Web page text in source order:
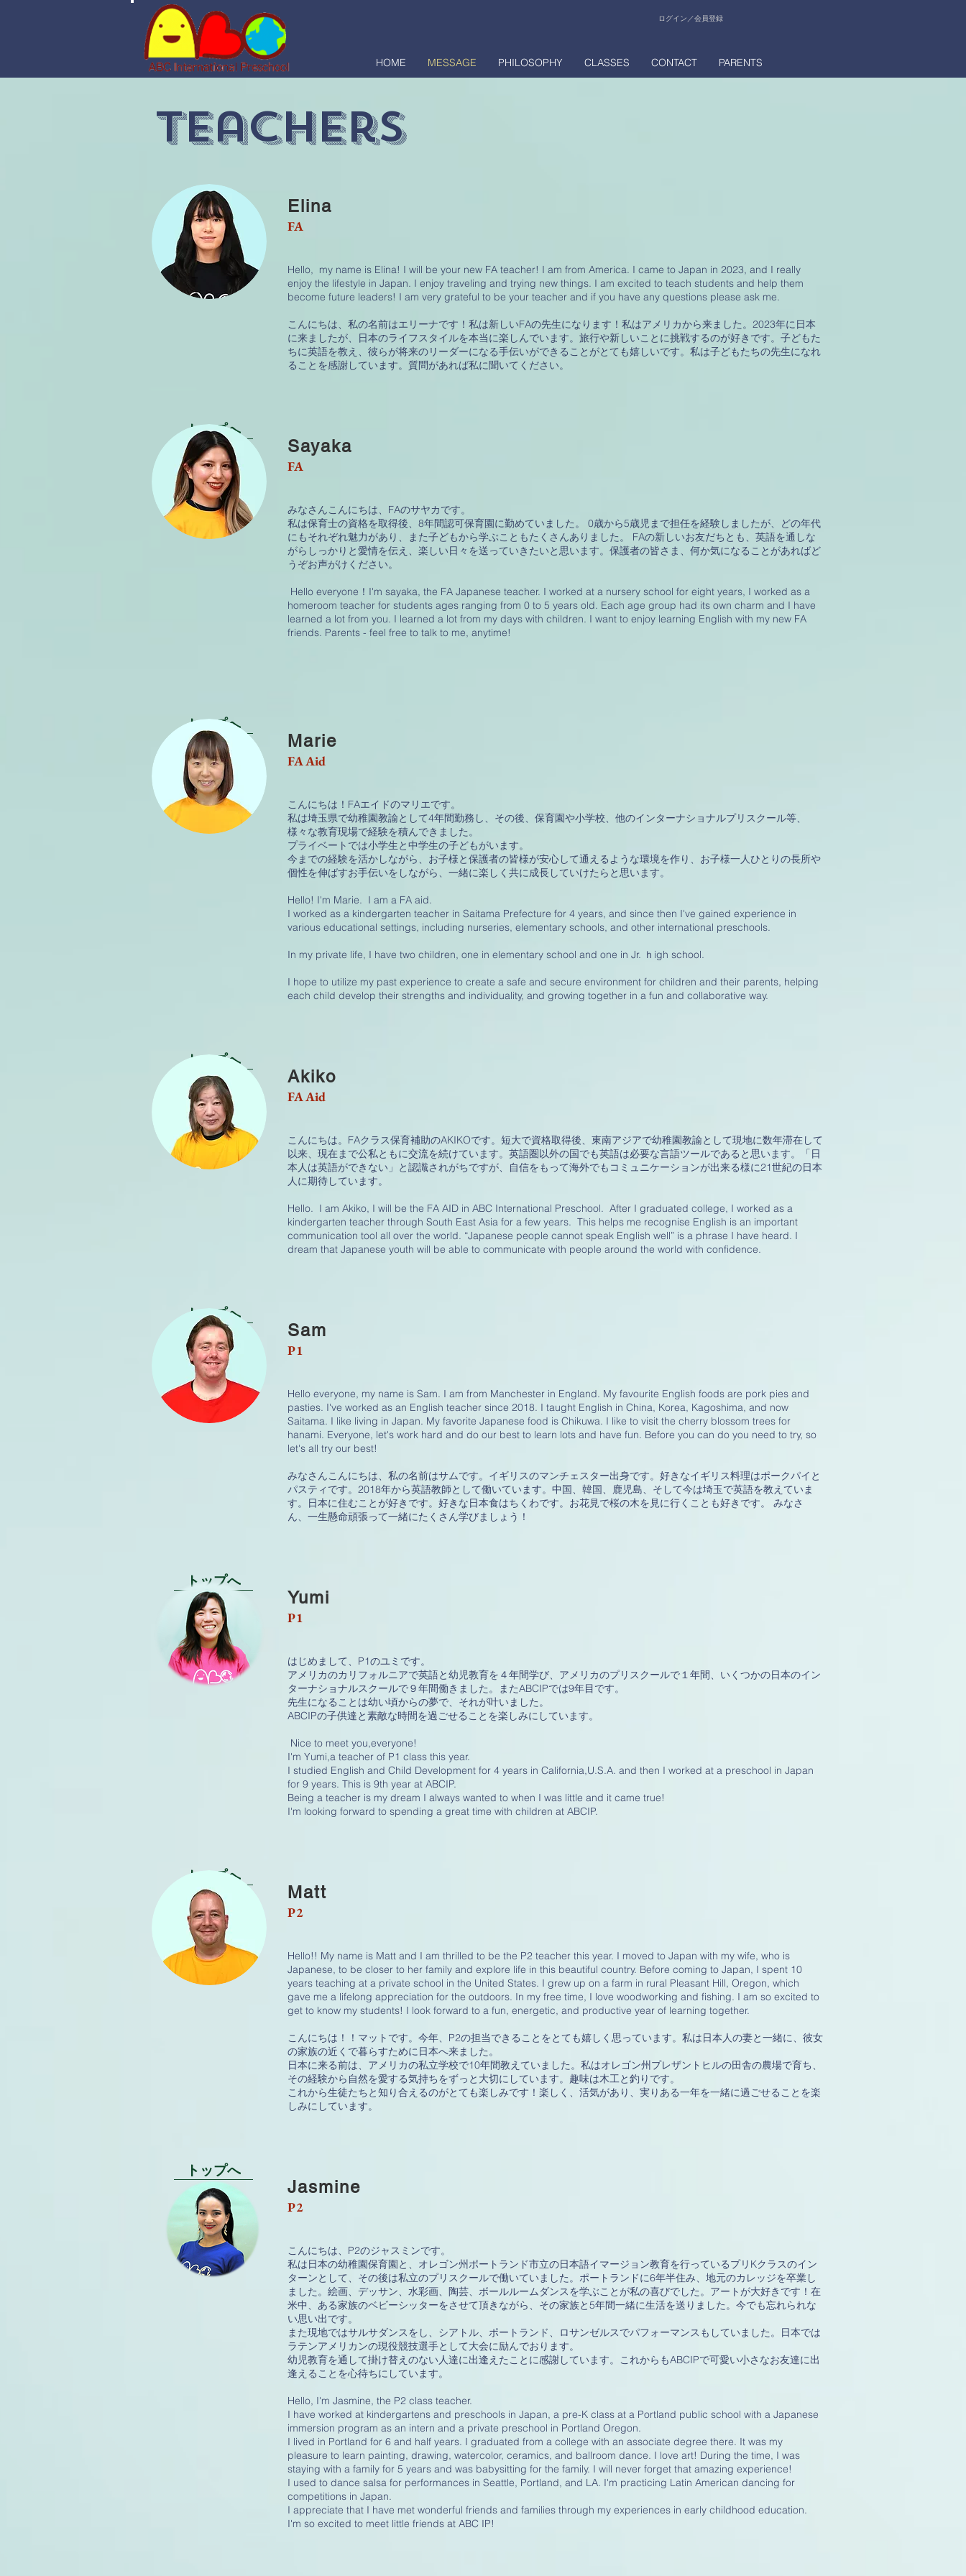
ログイン／会員登録
HOME MESSAGE PHILOSOPHY CLASSES CONTACT PARENTS
Teachers
Elina
FA
Hello, my name is Elina! I will be your new FA teacher! I am from America. I came to Japan in 2023, and I really
enjoy the lifestyle in Japan. I enjoy traveling and trying new things. I am excited to teach students and help them
become future leaders! I am very grateful to be your teacher and if you have any questions please ask me.
こんにちは、私の名前はエリーナです！私は新しいFAの先生になります！私はアメリカから来ました。2023年に日本
に来ましたが、日本のライフスタイルを本当に楽しんでいます。旅行や新しいことに挑戦するのが好きです。子どもた
ちに英語を教え、彼らが将来のリーダーになる手伝いができることがとても嬉しいです。私は子どもたちの先生になれ
ることを感謝しています。質問があれば私に聞いてください。
トップへ
Sayaka
FA
みなさんこんにちは、FAのサヤカです。
私は保育士の資格を取得後、8年間認可保育園に勤めていました。 0歳から5歳児まで担任を経験しましたが、どの年代
にもそれぞれ魅力があり、また子どもから学ぶこともたくさんありました。 FAの新しいお友だちとも、英語を通しな
がらしっかりと愛情を伝え、楽しい日々を送っていきたいと思います。保護者の皆さま、何か気になることがあればど
うぞお声がけください。
Hello everyone！I'm sayaka, the FA Japanese teacher. I worked at a nursery school for eight years, I worked as a
homeroom teacher for students ages ranging from 0 to 5 years old. Each age group had its own charm and I have
learned a lot from you. I learned a lot from my days with children. I want to enjoy learning English with my new FA
friends. Parents - feel free to talk to me, anytime!
トップへ
Marie
FA Aid
こんにちは！FAエイドのマリエです。
私は埼玉県で幼稚園教諭として4年間勤務し、その後、保育園や小学校、他のインターナショナルプリスクール等、
様々な教育現場で経験を積んできました。
プライベートでは小学生と中学生の子どもがいます。
今までの経験を活かしながら、お子様と保護者の皆様が安心して通えるような環境を作り、お子様一人ひとりの長所や
個性を伸ばすお手伝いをしながら、一緒に楽しく共に成長していけたらと思います。
Hello! I'm Marie. I am a FA aid.
I worked as a kindergarten teacher in Saitama Prefecture for 4 years, and since then I've gained experience in
various educational settings, including nurseries, elementary schools, and other international preschools.
In my private life, I have two children, one in elementary school and one in Jr. ｈigh school.
I hope to utilize my past experience to create a safe and secure environment for children and their parents, helping
each child develop their strengths and individuality, and growing together in a fun and collaborative way.
トップへ
Akiko
FA Aid
こんにちは。FAクラス保育補助のAKIKOです。短大で資格取得後、東南アジアで幼稚園教諭として現地に数年滞在して
以来、現在まで公私ともに交流を続けています。英語圏以外の国でも英語は必要な言語ツールであると思います。「日
本人は英語ができない」と認識されがちですが、自信をもって海外でもコミュニケーションが出来る様に21世紀の日本
人に期待しています。
Hello. I am Akiko, I will be the FA AID in ABC International Preschool. After I graduated college, I worked as a
kindergarten teacher through South East Asia for a few years. This helps me recognise English is an important
communication tool all over the world. “Japanese people cannot speak English well” is a phrase I have heard. I
dream that Japanese youth will be able to communicate with people around the world with confidence.
トップへ
Sam
P1
Hello everyone, my name is Sam. I am from Manchester in England. My favourite English foods are pork pies and
pasties. I've worked as an English teacher since 2018. I taught English in China, Korea, Kagoshima, and now
Saitama. I like living in Japan. My favorite Japanese food is Chikuwa. I like to visit the cherry blossom trees for
hanami. Everyone, let's work hard and do our best to learn lots and have fun. Before you can do you need to try, so
let's all try our best!
みなさんこんにちは、私の名前はサムです。イギリスのマンチェスター出身です。好きなイギリス料理はポークパイと
パスティです。2018年から英語教師として働いています。中国、韓国、鹿児島、そして今は埼玉で英語を教えていま
す。日本に住むことが好きです。好きな日本食はちくわです。お花見で桜の木を見に行くことも好きです。 みなさ
ん、一生懸命頑張って一緒にたくさん学びましょう！
トップへ
Yumi
P1
はじめまして、P1のユミです。
アメリカのカリフォルニアで英語と幼児教育を４年間学び、アメリカのプリスクールで１年間、いくつかの日本のイン
ターナショナルスクールで９年間働きました。またABCIPでは9年目です。
先生になることは幼い頃からの夢で、それが叶いました。
ABCIPの子供達と素敵な時間を過ごせることを楽しみにしています。
Nice to meet you,everyone!
I'm Yumi,a teacher of P1 class this year.
I studied English and Child Development for 4 years in California,U.S.A. and then I worked at a preschool in Japan
for 9 years. This is 9th year at ABCIP.
Being a teacher is my dream I always wanted to when I was little and it came true!
I'm looking forward to spending a great time with children at ABCIP.
トップへ
Matt
P2
Hello!! My name is Matt and I am thrilled to be the P2 teacher this year. I moved to Japan with my wife, who is
Japanese, to be closer to her family and explore life in this beautiful country. Before coming to Japan, I spent 10
years teaching at a private school in the United States. I grew up on a farm in rural Pleasant Hill, Oregon, which
gave me a lifelong appreciation for the outdoors. In my free time, I love woodworking and fishing. I am so excited to
get to know my students! I look forward to a fun, energetic, and productive year of learning together.
こんにちは！！マットです。今年、P2の担当できることをとても嬉しく思っています。私は日本人の妻と一緒に、彼女
の家族の近くで暮らすために日本へ来ました。
日本に来る前は、アメリカの私立学校で10年間教えていました。私はオレゴン州プレザントヒルの田舎の農場で育ち、
その経験から自然を愛する気持ちをずっと大切にしています。趣味は木工と釣りです。
これから生徒たちと知り合えるのがとても楽しみです！楽しく、活気があり、実りある一年を一緒に過ごせることを楽
しみにしています。
トップへ
Jasmine
P2
こんにちは、P2のジャスミンです。
私は日本の幼稚園保育園と、オレゴン州ポートランド市立の日本語イマージョン教育を行っているプリKクラスのイン
ターンとして、その後は私立のプリスクールで働いていました。ポートランドに6年半住み、地元のカレッジを卒業し
ました。絵画、デッサン、水彩画、陶芸、ボールルームダンスを学ぶことが私の喜びでした。アートが大好きです！在
米中、ある家族のベビーシッターをさせて頂きながら、その家族と5年間一緒に生活を送りました。今でも忘れられな
い思い出です。
また現地ではサルサダンスをし、シアトル、ポートランド、ロサンゼルスでパフォーマンスもしていました。日本では
ラテンアメリカンの現役競技選手として大会に励んでおります。
幼児教育を通して掛け替えのない人達に出逢えたことに感謝しています。これからもABCIPで可愛い小さなお友達に出
逢えることを心待ちにしています。
Hello, I'm Jasmine, the P2 class teacher.
I have worked at kindergartens and preschools in Japan, a pre-K class at a Portland public school with a Japanese
immersion program as an intern and a private preschool in Portland Oregon.
I lived in Portland for 6 and half years. I graduated from a college with an associate degree there. It was my
pleasure to learn painting, drawing, watercolor, ceramics, and ballroom dance. I love art! During the time, I was
staying with a family for 5 years and was babysitting for the family. I will never forget that amazing experience!
I used to dance salsa for performances in Seattle, Portland, and LA. I'm practicing Latin American dancing for
competitions in Japan.
I appreciate that I have met wonderful friends and families through my experiences in early childhood education.
I'm so excited to meet little friends at ABC IP!